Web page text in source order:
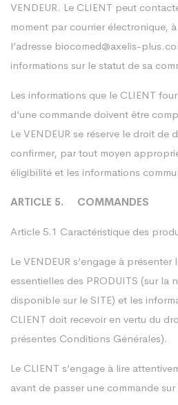
VENDEUR. Le CLIENT peut
moment par courrier électronique, à
l’adresse biocomed@axelis-
informations sur le statut de sa
Les informations que le CLIENT
d’une commande doivent être
Le VENDEUR se réserve le droit de
confirmer, par tout moyen
éligibilité et les informations
ARTICLE 5. COMMANDES
Article 5.1 Caractéristique des
Le VENDEUR s’engage à
essentielles des PRODUITS (sur la
disponible sur le SITE) et les
CLIENT doit recevoir en vertu du
présentes Conditions Générales).
Le CLIENT s’engage à lire
avant de passer une commande sur